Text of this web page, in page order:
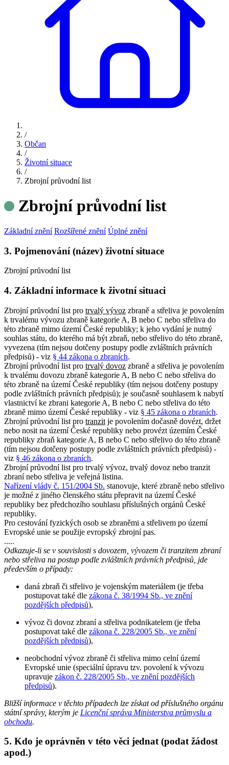
/
Občan
/
Životní situace
/
Zbrojní průvodní list
Zbrojní průvodní list
Základní znění Rozšířené znění Úplné znění
3. Pojmenování (název) životní situace
Zbrojní průvodní list
4. Základní informace k životní situaci
Zbrojní průvodní list pro trvalý vývoz zbraně a střeliva je povolením
k trvalému vývozu zbraně kategorie A, B nebo C nebo střeliva do
této zbraně mimo území České republiky; k jeho vydání je nutný
souhlas státu, do kterého má být zbraň, nebo střelivo do této zbraně,
vyvezena (tím nejsou dotčeny postupy podle zvláštních právních
předpisů) - viz § 44 zákona o zbraních.
Zbrojní průvodní list pro trvalý dovoz zbraně a střeliva je povolením
k trvalému dovozu zbraně kategorie A, B nebo C nebo střeliva do
této zbraně na území České republiky (tím nejsou dotčeny postupy
podle zvláštních právních předpisů); je současně souhlasem k nabytí
vlastnictví ke zbrani kategorie A, B nebo C nebo střeliva do této
zbraně mimo území České republiky - viz § 45 zákona o zbraních.
Zbrojní průvodní list pro tranzit je povolením dočasně dovézt, držet
nebo nosit na území České republiky nebo provézt územím České
republiky zbraň kategorie A, B nebo C nebo střelivo do této zbraně
(tím nejsou dotčeny postupy podle zvláštních právních předpisů) -
viz § 46 zákona o zbraních.
Zbrojní průvodní list pro trvalý vývoz, trvalý dovoz nebo tranzit
zbraní nebo střeliva je veřejná listina.
Nařízení vlády č. 151/2004 Sb. stanovuje, které zbraně nebo střelivo
je možné z jiného členského státu přepravit na území České
republiky bez předchozího souhlasu příslušných orgánů České
republiky.
Pro cestování fyzických osob se zbraněmi a střelivem po území
Evropské unie se použije evropský zbrojní pas.
.....
Odkazuje-li se v souvislosti s dovozem, vývozem či tranzitem zbraní
nebo střeliva na postup podle zvláštních právních předpisů, jde
především o případy:
daná zbraň či střelivo je vojenským materiálem (je třeba
postupovat také dle zákona č. 38/1994 Sb., ve znění
pozdějších předpisů),
vývoz či dovoz zbraní a střeliva podnikatelem (je třeba
postupovat také dle zákona č. 228/2005 Sb., ve znění
pozdějších předpisů),
neobchodní vývoz zbraně či střeliva mimo celní území
Evropské unie (speciální úpravu tzv. povolení k vývozu
upravuje zákon č. 228/2005 Sb., ve znění pozdějších
předpisů).
Bližší informace v těchto případech lze získat od příslušného orgánu
státní správy, kterým je Licenční správa Ministerstva průmyslu a
obchodu.
5. Kdo je oprávněn v této věci jednat (podat žádost
apod.)